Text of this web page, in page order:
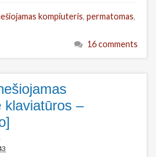
kompiuteris, permatomas,
16 comments
klaviatūros –